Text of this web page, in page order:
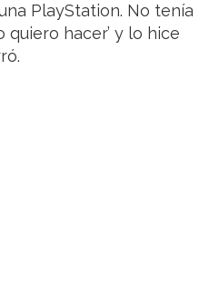
PlayStation. No tenía
quiero hacer’ y lo hice